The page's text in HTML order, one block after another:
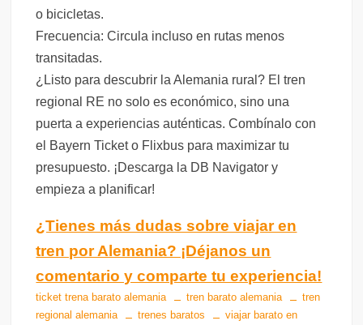
o bicicletas.
Frecuencia: Circula incluso en rutas menos
transitadas.
¿Listo para descubrir la Alemania rural? El tren
regional RE no solo es económico, sino una
puerta a experiencias auténticas. Combínalo con
el Bayern Ticket o Flixbus para maximizar tu
presupuesto. ¡Descarga la DB Navigator y
empieza a planificar!
¿Tienes más dudas sobre viajar en
tren por Alemania? ¡Déjanos un
comentario y comparte tu experiencia!
ticket trena barato alemania tren barato alemania
tren
regional alemania
trenes baratos
viajar barato en